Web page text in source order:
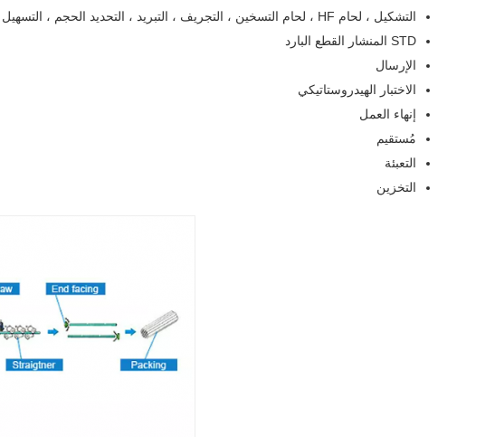
التشكيل ، لحام HF ، لحام التسخين ، التجريف ، التبريد ، التحديد الحجم ، التسهيل
STD المنشار القطع البارد
الإرسال
الاختبار الهيدروستاتيكي
إنهاء العمل
مُستقيم
التعبئة
التخزين